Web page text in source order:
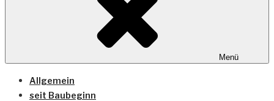
Menü
Allgemein
seit Baubeginn